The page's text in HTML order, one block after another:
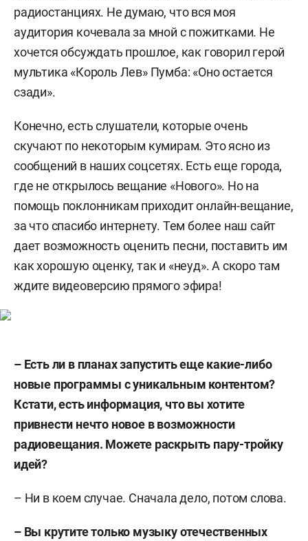
радиостанциях. Не думаю, что вся моя
аудитория кочевала за мной с пожитками. Не
хочется обсуждать прошлое, как говорил герой
мультика «Король Лев» Пумба: «Оно остается
сзади».
Конечно, есть слушатели, которые очень
скучают по некоторым кумирам. Это ясно из
сообщений в наших соцсетях. Есть еще города,
где не открылось вещание «Нового». Но на
помощь поклонникам приходит онлайн-вещание,
за что спасибо интернету. Тем более наш сайт
дает возможность оценить песни, поставить им
как хорошую оценку, так и «неуд». А скоро там
ждите видеоверсию прямого эфира!
– Есть ли в планах запустить еще какие-либо
новые программы с уникальным контентом?
Кстати, есть информация, что вы хотите
привнести нечто новое в возможности
радиовещания. Можете раскрыть пару-тройку
идей?
– Ни в коем случае. Сначала дело, потом слова.
– Вы крутите только музыку отечественных